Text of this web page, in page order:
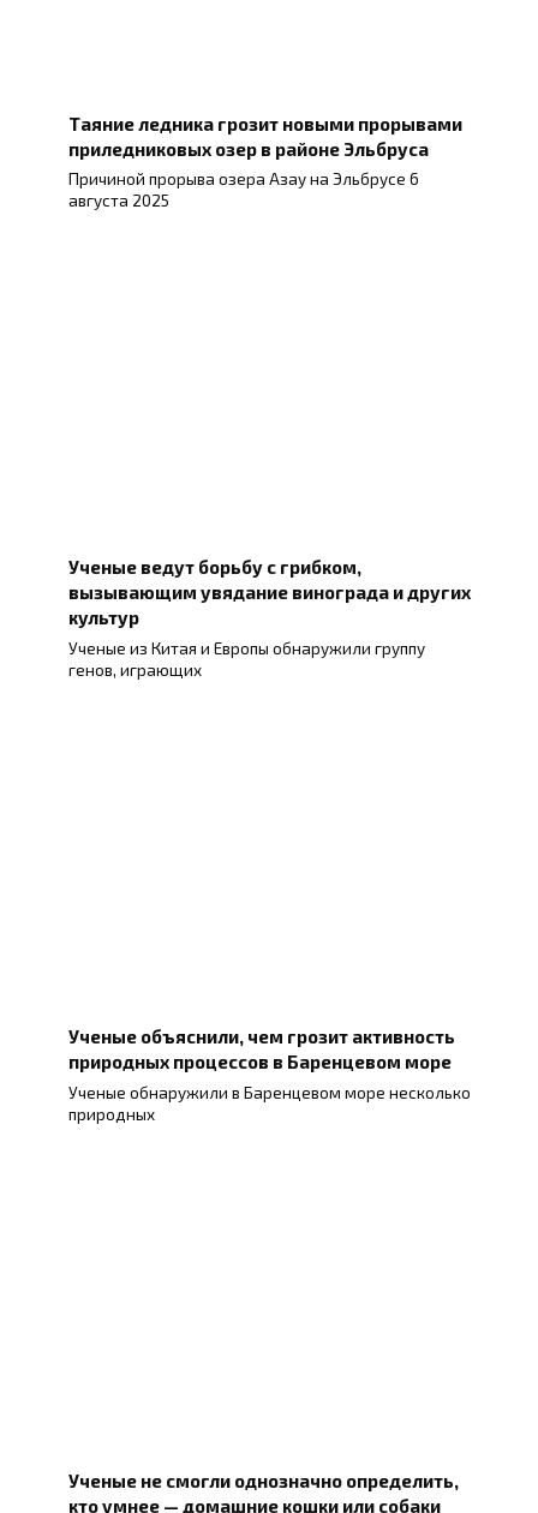
Таяние ледника грозит новыми прорывами
приледниковых озер в районе Эльбруса
Причиной прорыва озера Азау на Эльбрусе 6
августа 2025
Ученые ведут борьбу с грибком,
вызывающим увядание винограда и других
культур
Ученые из Китая и Европы обнаружили группу
генов, играющих
Ученые объяснили, чем грозит активность
природных процессов в Баренцевом море
Ученые обнаружили в Баренцевом море несколько
природных
Ученые не смогли однозначно определить,
кто умнее — домашние кошки или собаки